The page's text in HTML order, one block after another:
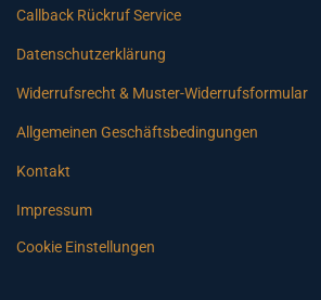
Callback Rückruf Service
Datenschutzerklärung
Widerrufsrecht & Muster-Widerrufsformular
Allgemeinen Geschäftsbedingungen
Kontakt
Impressum
Cookie Einstellungen